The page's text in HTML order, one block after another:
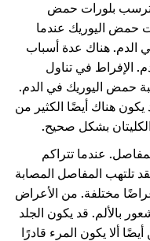
بلورات حمض
حمض اليوريك عندما
الدم. هناك عدة أسباب
الإفراط في تناول
حمض اليوريك في الدم.
هناك أيضًا الكثير من
بشكل صحيح.
عندما تتراكم
تلتهب المفاصل المصابة
مختلفة. من الأعراض
بالألم. قد يكون الجلد
ألا يكون المرء قادرًا